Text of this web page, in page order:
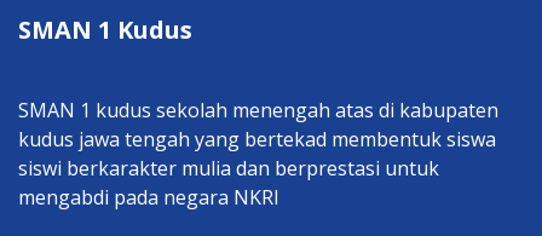
SMAN 1 Kudus
SMAN 1 kudus sekolah menengah atas di kabupaten
kudus jawa tengah yang bertekad membentuk siswa
siswi berkarakter mulia dan berprestasi untuk
mengabdi pada negara NKRI